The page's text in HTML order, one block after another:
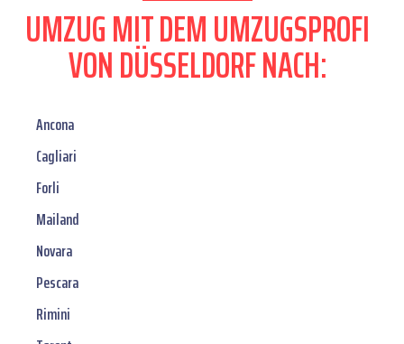
UMZUG MIT DEM UMZUGSPROFI
VON DÜSSELDORF NACH:
Ancona
Cagliari
Forli
Mailand
Novara
Pescara
Rimini